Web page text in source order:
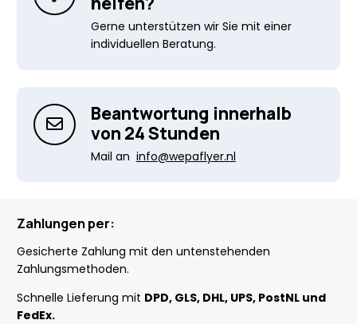
Gerne unterstützen wir Sie mit einer
individuellen Beratung.
Beantwortung innerhalb
von 24 Stunden
Mail an info@wepaflyer.nl
Zahlungen per:
Gesicherte Zahlung mit den untenstehenden
Zahlungsmethoden.
Schnelle Lieferung mit DPD, GLS, DHL, UPS, PostNL und
FedEx.